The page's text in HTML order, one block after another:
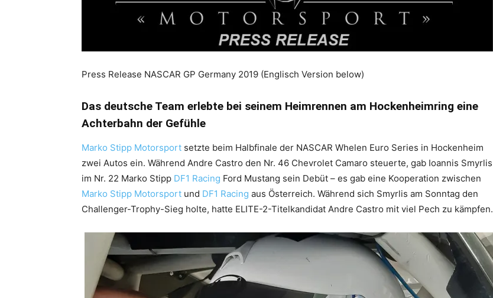
Press Release NASCAR GP Germany 2019 (Englisch Version below)
Das deutsche Team erlebte bei seinem Heimrennen am Hockenheimring eine
Achterbahn der Gefühle
Marko Stipp Motorsport setzte beim Halbfinale der NASCAR Whelen Euro Series in Hockenheim
zwei Autos ein. Während Andre Castro den Nr. 46 Chevrolet Camaro steuerte, gab Ioannis Smyrlis
im Nr. 22 Marko Stipp DF1 Racing Ford Mustang sein Debüt – es gab eine Kooperation zwischen
Marko Stipp Motorsport und DF1 Racing aus Österreich. Während sich Smyrlis am Sonntag den
Challenger-Trophy-Sieg holte, hatte ELITE-2-Titelkandidat Andre Castro mit viel Pech zu kämpfen.